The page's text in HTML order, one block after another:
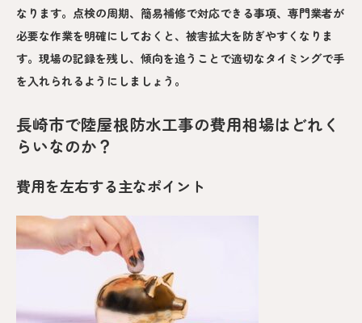
なります。点検の周期、簡易補修で対応できる事項、専門業者が
必要な作業を明確にしておくと、被害拡大を防ぎやすくなりま
す。現場の記録を残し、傾向を追うことで適切なタイミングで手
を入れられるようにしましょう。
長崎市で陸屋根防水工事の費用相場はどれく
らいなのか？
費用を左右する主なポイント